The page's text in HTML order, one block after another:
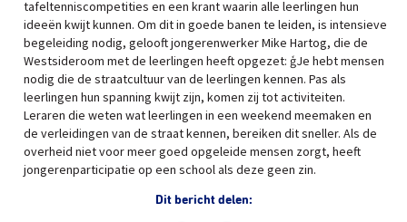
tafeltenniscompetities en een krant waarin alle leerlingen hun
ideeën kwijt kunnen. Om dit in goede banen te leiden, is intensieve
begeleiding nodig, gelooft jongerenwerker Mike Hartog, die de
Westsideroom met de leerlingen heeft opgezet: ģJe hebt mensen
nodig die de straatcultuur van de leerlingen kennen. Pas als
leerlingen hun spanning kwijt zijn, komen zij tot activiteiten.
Leraren die weten wat leerlingen in een weekend meemaken en
de verleidingen van de straat kennen, bereiken dit sneller. Als de
overheid niet voor meer goed opgeleide mensen zorgt, heeft
jongerenparticipatie op een school als deze geen zin.
Dit bericht delen: